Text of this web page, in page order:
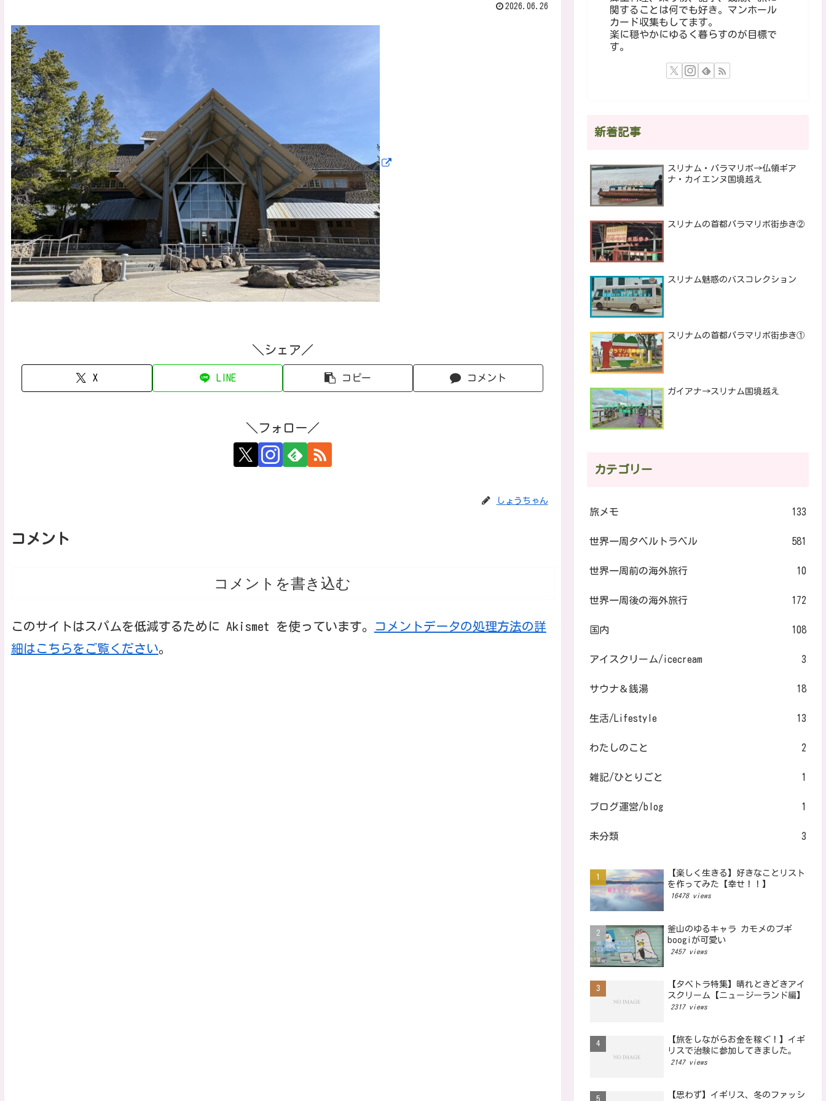
2026.06.26
＼シェア／
X LINE コピー コメント
＼フォロー／
しょうちゃん
コメント
コメントを書き込む
このサイトはスパムを低減するために Akismet を使っています。
コメントデータの処理方法の詳
細はこちらをご覧ください。
関することは何でも好き。マンホール
カード収集もしてます。
楽に穏やかにゆるく暮らすのが目標で
す。
新着記事
スリナム・パラマリボ→仏領ギア
ナ・カイエンヌ国境越え
スリナムの首都パラマリボ街歩き②
スリナム魅惑のバスコレクション
スリナムの首都パラマリボ街歩き①
ガイアナ→スリナム国境越え
カテゴリー
旅メモ 133
世界一周タベルトラベル 581
世界一周前の海外旅行 10
世界一周後の海外旅行 172
国内 108
アイスクリーム/icecream 3
サウナ＆銭湯 18
生活/Lifestyle 13
わたしのこと 2
雑記/ひとりごと 1
ブログ運営/blog 1
未分類 3
【楽しく生きる】好きなことリスト
を作ってみた【幸せ！！】
16478 views
釜山のゆるキャラ カモメのブギ
boogiが可愛い
2457 views
【タベトラ特集】晴れときどきアイ
スクリーム【ニュージーランド編】
2317 views
【旅をしながらお金を稼ぐ！】イギ
リスで治験に参加してきました。
2147 views
【思わず】イギリス、冬のファッシ